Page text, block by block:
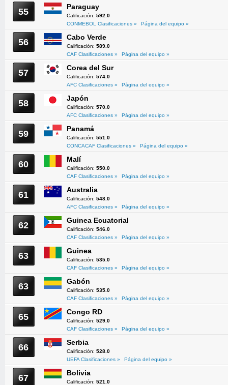
55 Paraguay
Calificación: 592.0
CONMEBOL Clasificaciones »
Página del equipo »
56 Cabo Verde
Calificación: 589.0
CAF Clasificaciones »
Página del equipo »
57 Corea del Sur
Calificación: 574.0
AFC Clasificaciones »
Página del equipo »
58 Japón
Calificación: 570.0
AFC Clasificaciones »
Página del equipo »
59 Panamá
Calificación: 551.0
CONCACAF Clasificaciones »
Página del equipo »
60 Malí
Calificación: 550.0
CAF Clasificaciones »
Página del equipo »
61 Australia
Calificación: 548.0
AFC Clasificaciones »
Página del equipo »
62 Guinea Ecuatorial
Calificación: 546.0
CAF Clasificaciones »
Página del equipo »
63 Guinea
Calificación: 535.0
CAF Clasificaciones »
Página del equipo »
63 Gabón
Calificación: 535.0
CAF Clasificaciones »
Página del equipo »
65 Congo RD
Calificación: 529.0
CAF Clasificaciones »
Página del equipo »
66 Serbia
Calificación: 528.0
UEFA Clasificaciones »
Página del equipo »
67 Bolivia
Calificación: 521.0